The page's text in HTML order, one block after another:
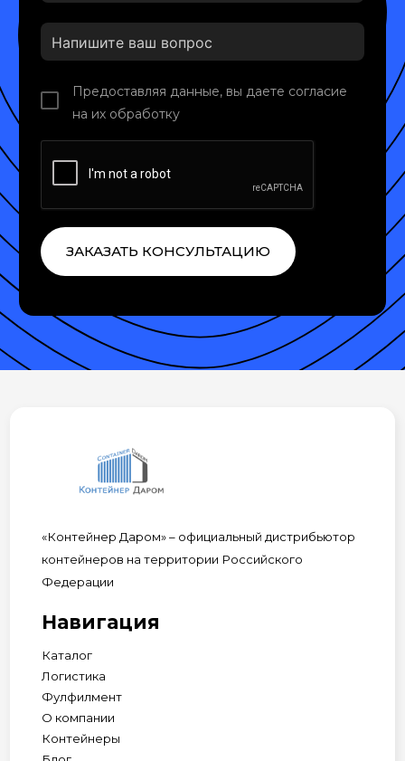
Предоставляя данные, вы даете согласие
на их обработку
ЗАКАЗАТЬ КОНСУЛЬТАЦИЮ
«Контейнер Даром» – официальный дистрибьютор
контейнеров на территории Российского
Федерации
Навигация
Каталог
Логистика
Фулфилмент
О компании
Контейнеры